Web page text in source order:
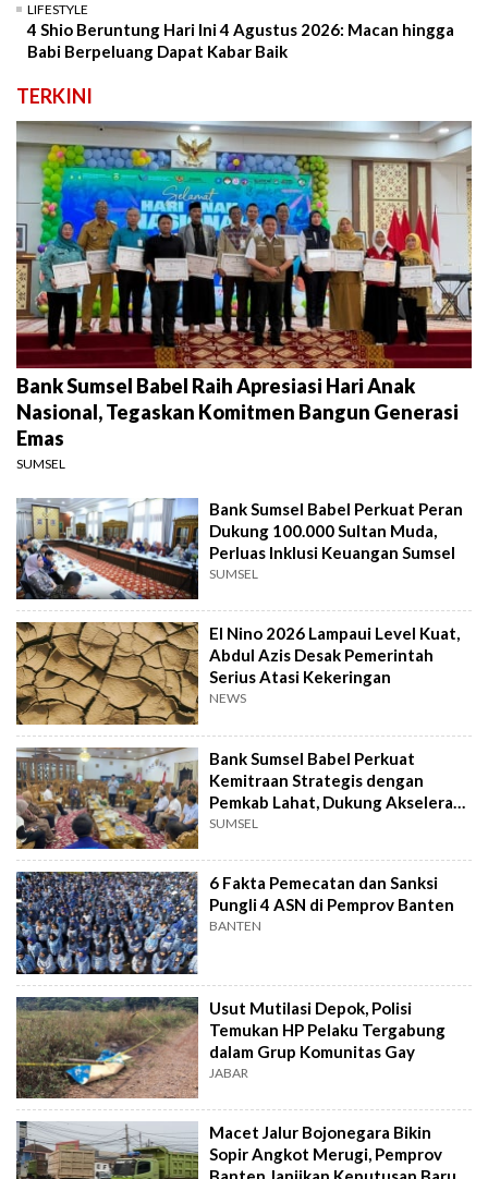
LIFESTYLE
4 Shio Beruntung Hari Ini 4 Agustus 2026: Macan hingga
Babi Berpeluang Dapat Kabar Baik
TERKINI
Bank Sumsel Babel Raih Apresiasi Hari Anak
Nasional, Tegaskan Komitmen Bangun Generasi
Emas
SUMSEL
Bank Sumsel Babel Perkuat Peran
Dukung 100.000 Sultan Muda,
Perluas Inklusi Keuangan Sumsel
SUMSEL
El Nino 2026 Lampaui Level Kuat,
Abdul Azis Desak Pemerintah
Serius Atasi Kekeringan
NEWS
Bank Sumsel Babel Perkuat
Kemitraan Strategis dengan
Pemkab Lahat, Dukung Akselerasi
Ekonomi Daerah
SUMSEL
6 Fakta Pemecatan dan Sanksi
Pungli 4 ASN di Pemprov Banten
BANTEN
Usut Mutilasi Depok, Polisi
Temukan HP Pelaku Tergabung
dalam Grup Komunitas Gay
JABAR
Macet Jalur Bojonegara Bikin
Sopir Angkot Merugi, Pemprov